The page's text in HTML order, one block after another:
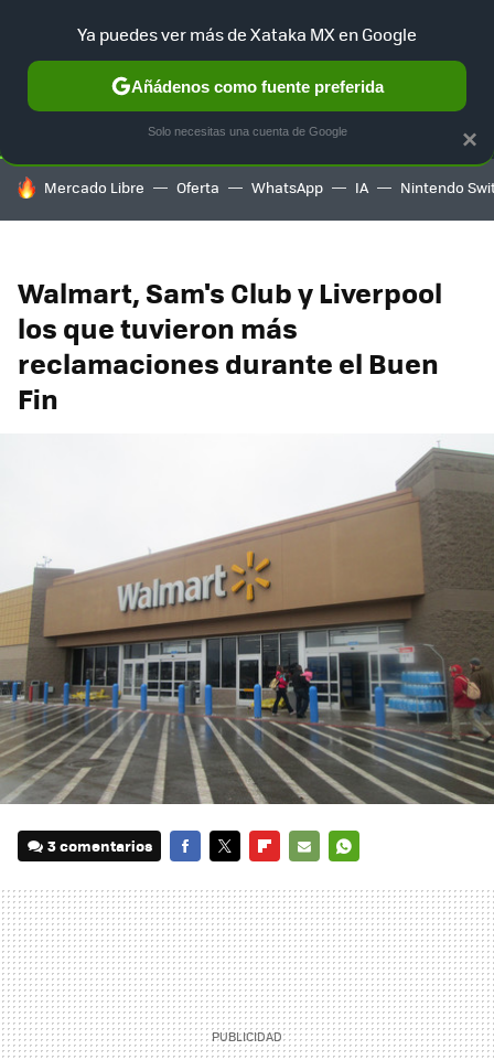
SELECCIÓN GAMING HOME AUTO TERRITORIO
HOY SE HABLA DE
Mercado Libre Oferta WhatsApp IA Nintendo
Walmart, Sam's Club y Liverpool
los que tuvieron más
reclamaciones durante el Buen
Fin
3 comentarios
MAIL
×
Ya puedes ver más de Xataka MX en Google
Añádenos como fuente preferida
Solo necesitas una cuenta de Google